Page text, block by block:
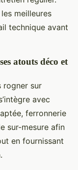
meilleures
technique avant
atouts déco et
rogner sur
avec
ferronnerie
sur-mesure afin
en fournissant